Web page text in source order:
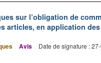
sur l’obligation de
articles, en application
Avis Date de signature :